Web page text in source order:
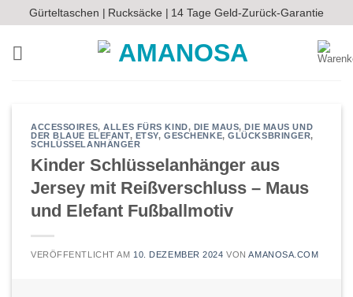
Inhalt
springen
Gürteltaschen | Rucksäcke | 14 Tage Geld-Zurück-Garantie
ACCESSOIRES,ALLES FÜRS KIND, DIE MAUS,DIE MAUS UND
DER BLAUE ELEFANT, ETSY,GESCHENKE,GLÜCKSBRINGER,
SCHLÜSSELANHÄNGER
Kinder Schlüsselanhänger aus
Jersey mit Reißverschluss – Maus
und Elefant Fußballmotiv
VERÖFFENTLICHT AM 10. DEZEMBER 2024 VONAMANOSA.COM